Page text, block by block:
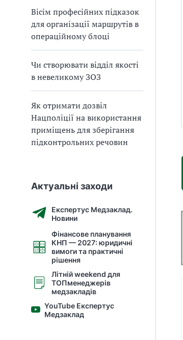
Вісім професійних підказок
для організації маршрутів в
операційному блоці
Чи створювати відділ якості
в невеликому ЗОЗ
Як отримати дозвіл
Нацполіції на використання
приміщень для зберігання
підконтрольних речовин
Актуальні заходи
Експертус Медзаклад.
Новини
Фінансове планування
КНП — 2027: юридичні
вимоги та практичні
рішення
Літній weekend для
ТОПменеджерів
медзакладів
YouTube Експертус
Медзаклад